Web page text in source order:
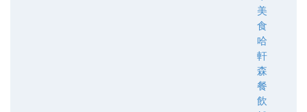
美
食
哈
軒
森
餐
飲